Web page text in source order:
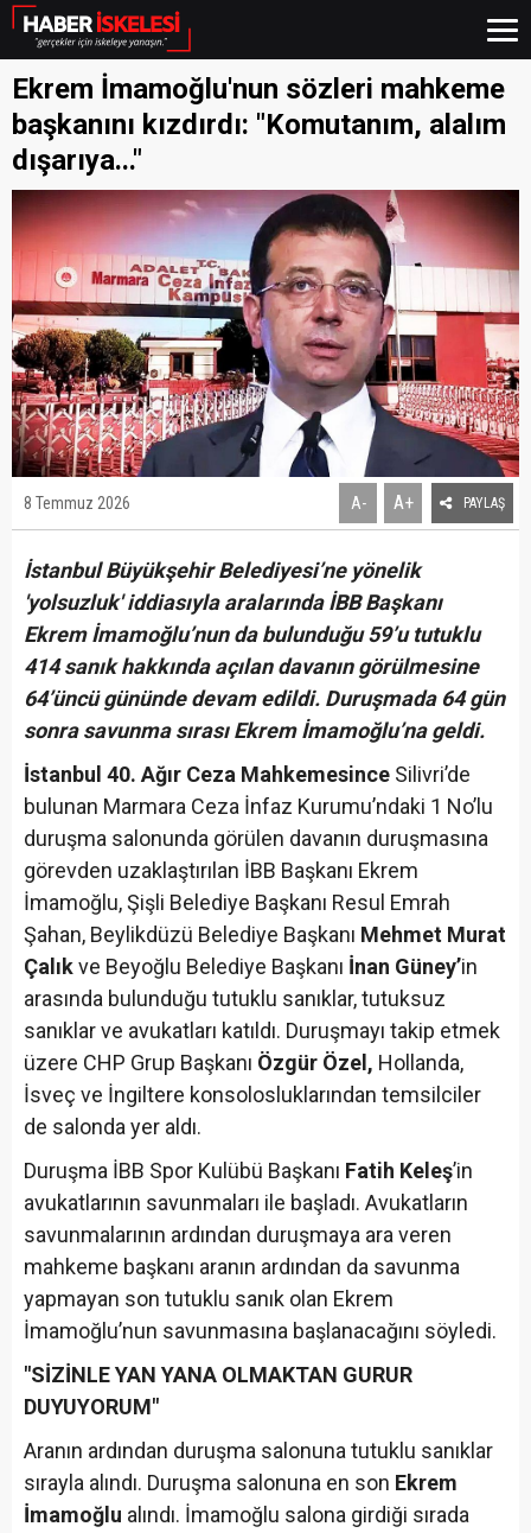
Ekrem İmamoğlu'nun sözleri mahkeme
başkanını kızdırdı: "Komutanım, alalım
dışarıya..."
8 Temmuz 2026 A- A+ PAYLAŞ
İstanbul Büyükşehir Belediyesi’ne yönelik
'yolsuzluk' iddiasıyla aralarında İBB Başkanı
Ekrem İmamoğlu’nun da bulunduğu 59’u tutuklu
414 sanık hakkında açılan davanın görülmesine
64’üncü gününde devam edildi. Duruşmada 64 gün
sonra savunma sırası Ekrem İmamoğlu’na geldi.
İstanbul 40. Ağır Ceza Mahkemesince Silivri’de
bulunan Marmara Ceza İnfaz Kurumu’ndaki 1 No’lu
duruşma salonunda görülen davanın duruşmasına
görevden uzaklaştırılan İBB Başkanı Ekrem
İmamoğlu, Şişli Belediye Başkanı Resul Emrah
Şahan, Beylikdüzü Belediye Başkanı Mehmet Murat
Çalıkve Beyoğlu Belediye Başkanı İnan Güney’in
arasında bulunduğu tutuklu sanıklar, tutuksuz
sanıklar ve avukatları katıldı. Duruşmayı takip etmek
üzere CHP Grup Başkanı Özgür Özel, Hollanda,
İsveç ve İngiltere konsolosluklarından temsilciler
de salonda yer aldı.
Duruşma İBB Spor Kulübü Başkanı Fatih Keleş’in
avukatlarının savunmaları ile başladı. Avukatların
savunmalarının ardından duruşmaya ara veren
mahkeme başkanı aranın ardından da savunma
yapmayan son tutuklu sanık olan Ekrem
İmamoğlu’nun savunmasına başlanacağını söyledi.
"SİZİNLE YAN YANA OLMAKTAN GURUR
DUYUYORUM"
Aranın ardından duruşma salonuna tutuklu sanıklar
sırayla alındı. Duruşma salonuna en son Ekrem
İmamoğlu alındı. İmamoğlu salona girdiği sırada